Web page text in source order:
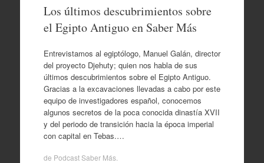
Los últimos descubrimientos sobre
el Egipto Antiguo en Saber Más
Entrevistamos al egiptólogo, Manuel Galán, director
del proyecto Djehuty; quien nos habla de sus
últimos descubrimientos sobre el Egipto Antiguo.
Gracias a la excavaciones llevadas a cabo por este
equipo de investigadores español, conocemos
algunos secretos de la poca conocida dinastía XVII
y del periodo de transición hacia la época imperial
con capital en Tebas.…
de Podcast Saber Más.